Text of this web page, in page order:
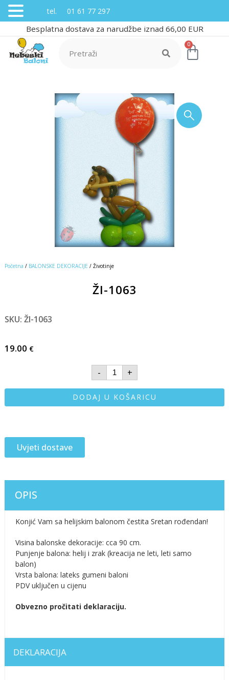
Besplatna dostava za narudžbe iznad 66,00 EUR
0
Početna / BALONSKE DEKORACIJE / Životinje
ŽI-1063
SKU: ŽI-1063
19.00 €
- +
DODAJ U KOŠARICU
Uvjeti dostave
OPIS
Konjić Vam sa helijskim balonom čestita Sretan rođendan!
Visina balonske dekoracije: cca 90 cm.
Punjenje balona: helij i zrak (kreacija ne leti, leti samo
balon)
Vrsta balona: lateks gumeni baloni
PDV uključen u cijenu
Obvezno pročitati deklaraciju.
DEKLARACIJA
tel. 01 61 77 297